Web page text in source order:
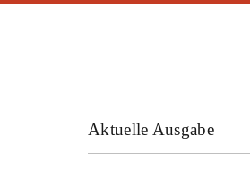
Aktuelle Ausgabe